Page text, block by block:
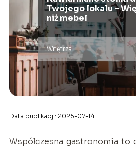
Twojego lokalu –
niż mebel
Wnętrza
Data publikacji: 2025-07-14
Współczesna gastronomia